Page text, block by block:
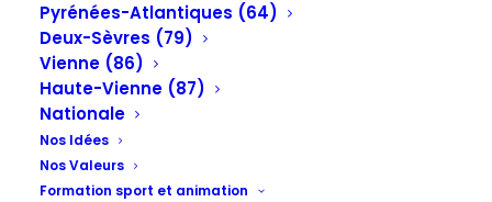
Pyrénées-Atlantiques (64)
Deux-Sèvres (79)
Vienne (86)
Haute-Vienne (87)
Nationale
Nos Idées
Nos Valeurs
Formation sport et animation
Jour : 13 janvier, 2021